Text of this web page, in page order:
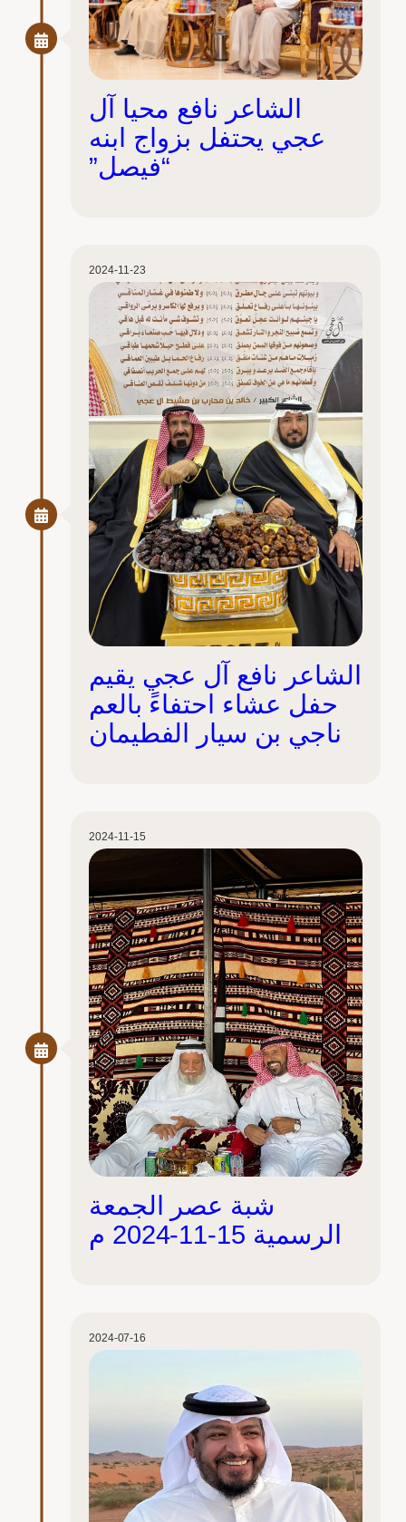
الشاعر نافع محيا آل
عجي يحتفل بزواج ابنه
“فيصل”
2024-11-23
الشاعر نافع آل عجي يقيم
حفل عشاء احتفاءً بالعم
ناجي بن سيار الفطيمان
2024-11-15
شبة عصر الجمعة
الرسمية 15-11-2024 م
2024-07-16